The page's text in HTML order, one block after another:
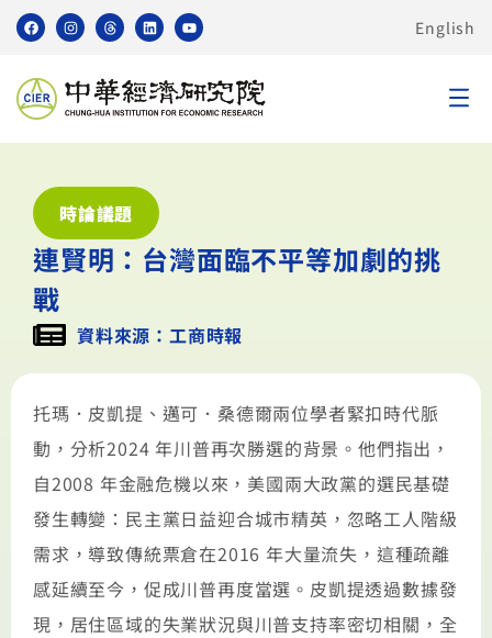
English
時論議題
連賢明：台灣面臨不平等加劇的挑
戰
資料來源：工商時報
托瑪．皮凱提、邁可．桑德爾兩位學者緊扣時代脈
動，分析2024 年川普再次勝選的背景。他們指出，
自2008 年金融危機以來，美國兩大政黨的選民基礎
發生轉變：民主黨日益迎合城市精英，忽略工人階級
需求，導致傳統票倉在2016 年大量流失，這種疏離
感延續至今，促成川普再度當選。皮凱提透過數據發
現，居住區域的失業狀況與川普支持率密切相關，全